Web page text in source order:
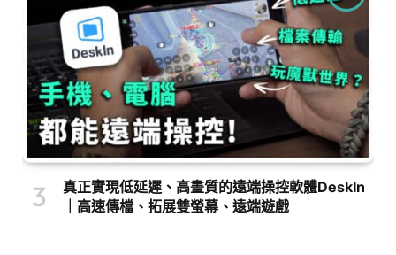
真正實現低延遲、高畫質的遠端操控軟體DeskIn
｜高速傳檔、拓展雙螢幕、遠端遊戲